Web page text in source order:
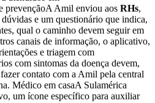
prevençãoA Amil enviou aos RHs,
e um questionário que indica,
qual o caminho devem seguir em
canais de informação, o aplicativo,
e triagem com
com sintomas da doença devem,
contato com a Amil pela central
Médico em casaA Sulamérica
um ícone específico para auxiliar